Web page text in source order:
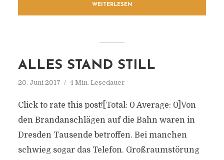
WEITERLESEN
ALLES STAND STILL
20. Juni 2017 4 Min. Lesedauer
Click to rate this post![Total: 0 Average: 0]Von
den Brandanschlägen auf die Bahn waren in
Dresden Tausende betroffen. Bei manchen
schwieg sogar das Telefon. Großraumstörung